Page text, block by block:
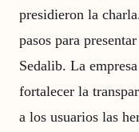
presidieron la
pasos para
Sedalib. La
fortalecer la
a los usuarios las